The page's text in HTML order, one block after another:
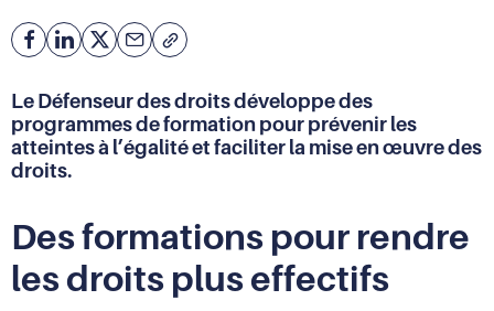
Facebook
Partager
Linkedin
Partager
X
Courriel
Copier
de
la
page
(URL)
papier
Le Défenseur des droits développe des
programmes de formation pour prévenir les
atteintes à l’égalité et faciliter la mise en œuvre des
droits.
Des formations pour rendre
les droits plus effectifs